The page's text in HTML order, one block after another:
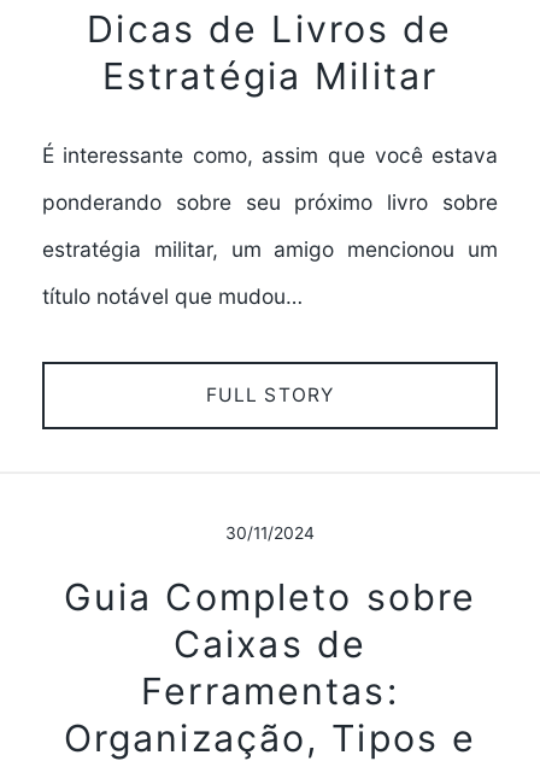
Dicas de Livros de
Estratégia Militar
É interessante como, assim que você estava
ponderando sobre seu próximo livro sobre
estratégia militar, um amigo mencionou um
título notável que mudou…
FULL STORY
30/11/2024
Guia Completo sobre
Caixas de
Ferramentas:
Organização, Tipos e